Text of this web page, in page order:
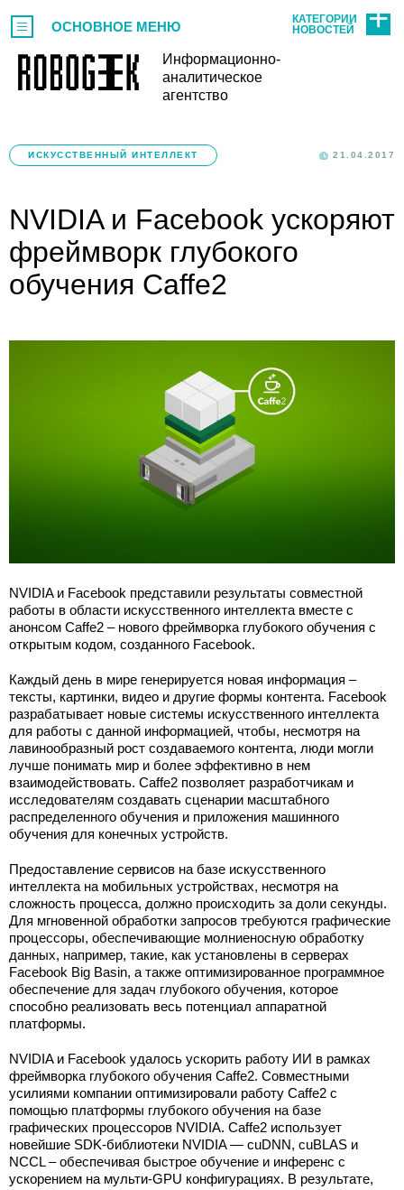
Информационно-
аналитическое
агентство
ОСНОВНОЕ МЕНЮ
КАТЕГОРИИ
НОВОСТЕЙ
ИСКУССТВЕННЫЙ ИНТЕЛЛЕКТ 21.04.2017
NVIDIA и Facebook ускоряют
фреймворк глубокого
обучения Caffe2
NVIDIA и Facebook представили результаты совместной
работы в области искусственного интеллекта вместе с
анонсом Caffe2 – нового фреймворка глубокого обучения с
открытым кодом, созданного Facebook.
Каждый день в мире генерируется новая информация –
тексты, картинки, видео и другие формы контента. Facebook
разрабатывает новые системы искусственного интеллекта
для работы с данной информацией, чтобы, несмотря на
лавинообразный рост создаваемого контента, люди могли
лучше понимать мир и более эффективно в нем
взаимодействовать. Caffe2 позволяет разработчикам и
исследователям создавать сценарии масштабного
распределенного обучения и приложения машинного
обучения для конечных устройств.
Предоставление сервисов на базе искусственного
интеллекта на мобильных устройствах, несмотря на
сложность процесса, должно происходить за доли секунды.
Для мгновенной обработки запросов требуются графические
процессоры, обеспечивающие молниеносную обработку
данных, например, такие, как установлены в серверах
Facebook Big Basin, а также оптимизированное программное
обеспечение для задач глубокого обучения, которое
способно реализовать весь потенциал аппаратной
платформы.
NVIDIA и Facebook удалось ускорить работу ИИ в рамках
фреймворка глубокого обучения Caffe2. Совместными
усилиями компании оптимизировали работу Caffe2 с
помощью платформы глубокого обучения на базе
графических процессоров NVIDIA. Caffe2 использует
новейшие SDK-библиотеки NVIDIA — cuDNN, cuBLAS и
NCCL – обеспечивая быстрое обучение и инференс с
ускорением на мульти-GPU конфигурациях. В результате,